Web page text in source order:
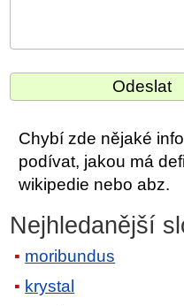
Chybí zde nějaké
podívat, jakou má
wikipedie nebo abz.
Nejhledanější
moribundus
krystal